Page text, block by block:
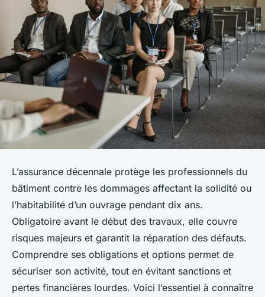
L’assurance décennale protège les professionnels du
bâtiment contre les dommages affectant la solidité ou
l’habitabilité d’un ouvrage pendant dix ans.
Obligatoire avant le début des travaux, elle couvre
risques majeurs et garantit la réparation des défauts.
Comprendre ses obligations et options permet de
sécuriser son activité, tout en évitant sanctions et
pertes financières lourdes. Voici l’essentiel à connaître